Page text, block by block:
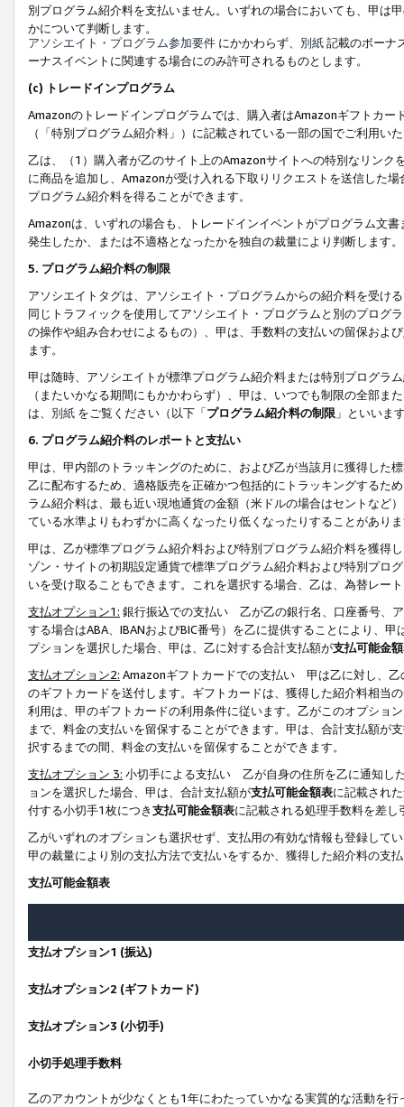
別プログラム紹介料を支払いません。いずれの場合においても、甲は
かについて判断します。
アソシエイト・プログラム参加要件 にかかわらず、 別紙記載のボーナ
ーナスイベントに関連する場合にのみ許可されるものとします。
(c) トレードインプログラム
Amazonのトレードインプログラムでは、購入者はAmazonギフトカ
（「特別プログラム紹介料」）に記載されている一部の国でご利用い
乙は、（1）購入者が乙のサイト上のAmazonサイトへの特別なリン
に商品を追加し、Amazonが受け入れる下取りリクエストを送信した
プログラム紹介料を得ることができます。
Amazonは、いずれの場合も、トレードインイベントがプログラム文
発生したか、または不適格となったかを独自の裁量により判断します。
5. プログラム紹介料の制限
アソシエイトタグは、アソシエイト・プログラムからの紹介料を受け
同じトラフィックを使用してアソシエイト・プログラムと別のプログ
の操作や組み合わせによるもの）、甲は、手数料の支払いの留保およ
ます。
甲は随時、アソシエイトが標準プログラム紹介料または特別プログラ
（またいかなる期間にもかかわらず）、甲は、いつでも制限の全部
は、 別紙 をご覧ください（以下「プログラム紹介料の制限 」といいま
6. プログラム紹介料のレポートと支払い
甲は、甲内部のトラッキングのために、および乙が当該月に獲得した
乙に配布するため、適格販売を正確かつ包括的にトラッキングするた
ラム紹介料は、最も近い現地通貨の金額（米ドルの場合はセントなど
ている水準よりもわずかに高くなったり低くなったりすることがあり
甲は、乙が標準プログラム紹介料および特別プログラム紹介料を獲得
ゾン・サイトの初期設定通貨で標準プログラム紹介料および特別プロ
いを受け取ることもできます。これを選択する場合、乙は、為替レー
支払オプション1: 銀行振込での支払い 乙が乙の銀行名、口座番号、
する場合はABA、IBANおよびBIC番号）を乙に提供することにより、
プションを選択した場合、甲は、乙に対する合計支払額が支払可能金
支払オプション2: Amazonギフトカードでの支払い 甲は乙に対し、乙
のギフトカードを送付します。ギフトカードは、獲得した紹介料相当
利用は、甲のギフトカードの利用条件に従います。乙がこのオプショ
まで、料金の支払いを留保することができます。甲は、合計支払額が
択するまでの間、料金の支払いを留保することができます。
支払オプション 3: 小切手による支払い 乙が自身の住所を乙に通知し
ョンを選択した場合、甲は、合計支払額が支払可能金額表に記載され
付する小切手1枚につき支払可能金額表に記載される処理手数料を差し
乙がいずれのオプションも選択せず、支払用の有効な情報も登録して
甲の裁量により別の支払方法で支払いをするか、獲得した紹介料の支
支払可能金額表
支払オプション1 (振込)
支払オプション2 (ギフトカード)
支払オプション3 (小切手)
小切手処理手数料
乙のアカウントが少なくとも1年にわたっていかなる実質的な活動を